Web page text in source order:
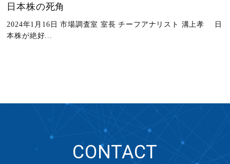
日本株の死角
2024年1月16日 市場調査室 室長 チーフアナリスト 溝上孝 日
本株が絶好...
CONTACT